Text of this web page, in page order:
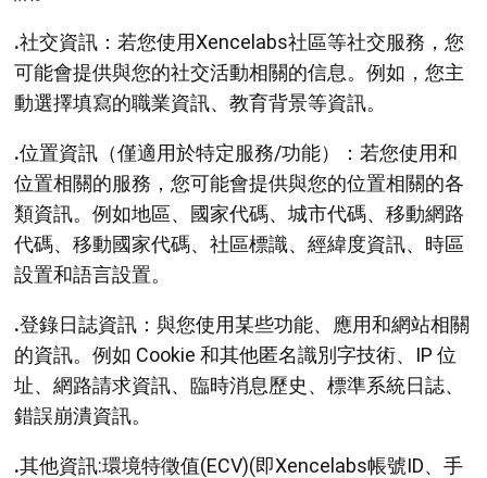
.社交資訊：若您使用Xencelabs社區等社交服務，您
可能會提供與您的社交活動相關的信息。例如，您主
動選擇填寫的職業資訊、教育背景等資訊。
.位置資訊（僅適用於特定服務/功能）：若您使用和
位置相關的服務，您可能會提供與您的位置相關的各
類資訊。例如地區、國家代碼、城市代碼、移動網路
代碼、移動國家代碼、社區標識、經緯度資訊、時區
設置和語言設置。
.登錄日誌資訊：與您使用某些功能、應用和網站相關
的資訊。例如 Cookie 和其他匿名識別字技術、IP 位
址、網路請求資訊、臨時消息歷史、標準系統日誌、
錯誤崩潰資訊。
.其他資訊:環境特徵值(ECV)(即Xencelabs帳號ID、手